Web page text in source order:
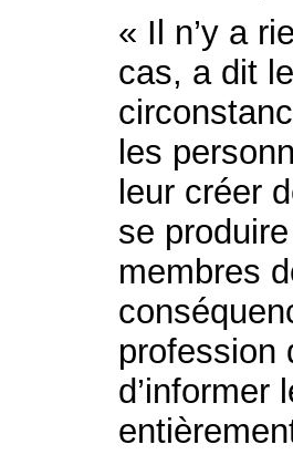
« Il n’y a
cas, a dit
les
leur créer
se
membres
profession
d’informer